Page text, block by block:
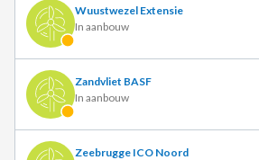
Wuustwezel Extensie
In aanbouw
Zandvliet BASF
In aanbouw
Zeebrugge ICO Noord